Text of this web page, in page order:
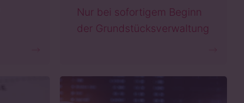
Nur bei sofortigem Beginn
der Grundstücksverwaltung